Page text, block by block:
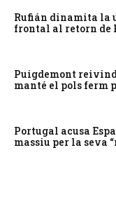
Rufián dinamita la
frontal al retorn de
Puigdemont
manté el pols ferm
Portugal acusa
massiu per la seva